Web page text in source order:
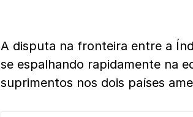
A disputa na fronteira entre a
se espalhando rapidamente na
suprimentos nos dois países